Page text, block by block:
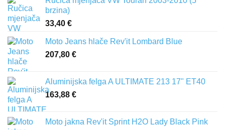
brzina)
33,40 €
Moto Jeans hlače Rev'it Lombard Blue
207,80 €
Aluminijska felga A ULTIMATE 213 17" ET40
163,88 €
Moto jakna Rev'it Sprint H2O Lady Black Pink